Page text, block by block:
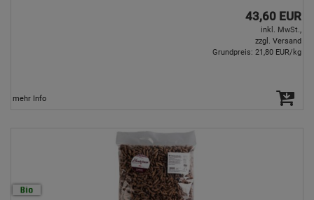
43,60 EUR
inkl. MwSt.,
zzgl. Versand
Grundpreis: 21,80 EUR/kg
mehr Info